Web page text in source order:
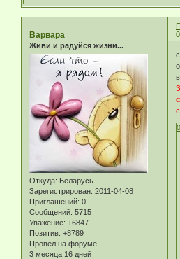
Варвара
Живи и радуйся жизни...
Откуда: Беларусь
Зарегистрирован: 2011-04-08
Приглашений: 0
Сообщений: 5715
Уважение: +6847
Позитив: +8789
Провел на форуме:
3 месяца 16 дней
0